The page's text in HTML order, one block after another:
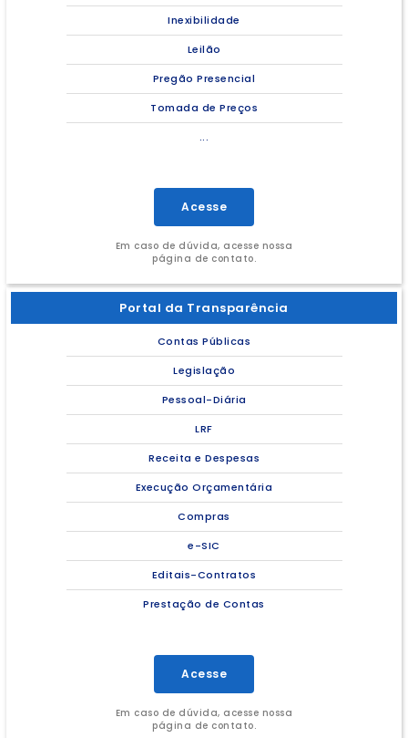
Inexibilidade
Leilão
Pregão Presencial
Tomada de Preços
...
Acesse
Em caso de dúvida, acesse nossa
página de contato.
Portal da Transparência
Contas Públicas
Legislação
Pessoal-Diária
LRF
Receita e Despesas
Execução Orçamentária
Compras
e-SIC
Editais-Contratos
Prestação de Contas
Acesse
Em caso de dúvida, acesse nossa
página de contato.